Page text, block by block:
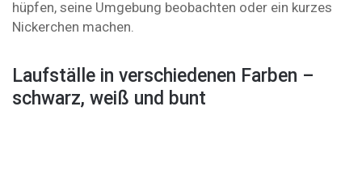
hüpfen, seine Umgebung beobachten oder ein kurzes
Nickerchen machen.
Laufställe in verschiedenen Farben –
schwarz, weiß und bunt